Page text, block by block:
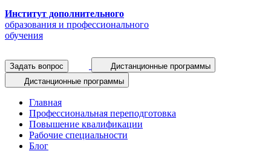
Институт дополнительного
образования и профессионального
обучения
Задать вопрос
Дистанционные программы
Дистанционные программы
Главная
Профессиональная переподготовка
Повышение квалификации
Рабочие специальности
Блог